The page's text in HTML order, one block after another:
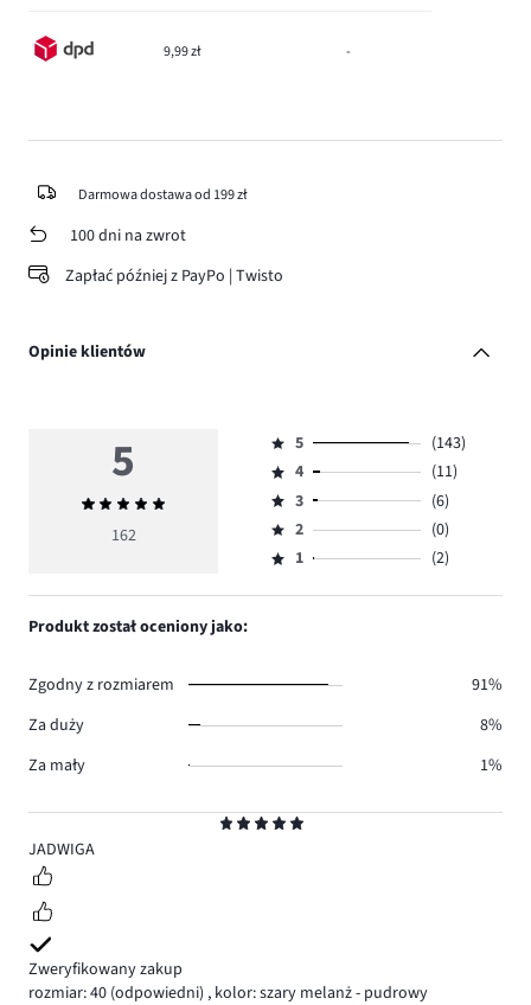
9,99 zł -
Darmowa dostawa od 199 zł
100 dni na zwrot
Zapłać później z PayPo | Twisto
Opinie klientów
5
JADWIGA
Zweryfikowany zakup
rozmiar: 40 (odpowiedni) , kolor: szary melanż - pudrowy
5
Średnia
ocena
162
Ocena
5,
ilość
głosów
143.
5
(143)
Ocena
4,
ilość
głosów
4
(11)
Ocena
3,
ilość
3
(6)
Ocena
2,
2
(0)
Ocena
1,
1 (2)
Produkt został oceniony jako:
Zgodny z rozmiarem
91%
Za duży
8%
Za mały
1%